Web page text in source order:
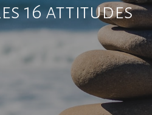
16 attitudes